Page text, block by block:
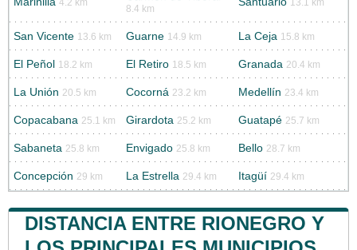
4.2 km
8.4 km
13.1 km
San Vicente 13.6 km Guarne 14.9 km La Ceja 15.8 km
El Peñol 18.2 km El Retiro 18.5 km Granada 20.4 km
La Unión 20.5 km Cocorná 23.2 km Medellín 23.4 km
Copacabana 25.1 km Girardota 25.2 km Guatapé 25.7 km
Sabaneta 25.8 km Envigado 25.8 km Bello 28.7 km
Concepción 29 km La Estrella 29.4 km Itagüí 29.4 km
DISTANCIA ENTRE RIONEGRO Y